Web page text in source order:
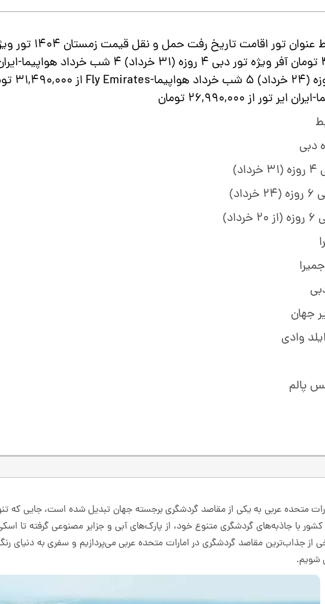
تور از 26,990,000 تومان
دبی
جهان
وادی
پالم
متحده عربی به یکی از مقاصد گردشگری برجسته جهان تبدیل شده است، جایی که
با جاذبه‌های گردشگری متنوع خود، از پارک‌های آبی و جزایر مصنوعی گرفته تا
از جذاب‌ترین مقاصد گردشگری در امارات متحده عربی می‌پردازیم و سفری به دنیای
شویم.